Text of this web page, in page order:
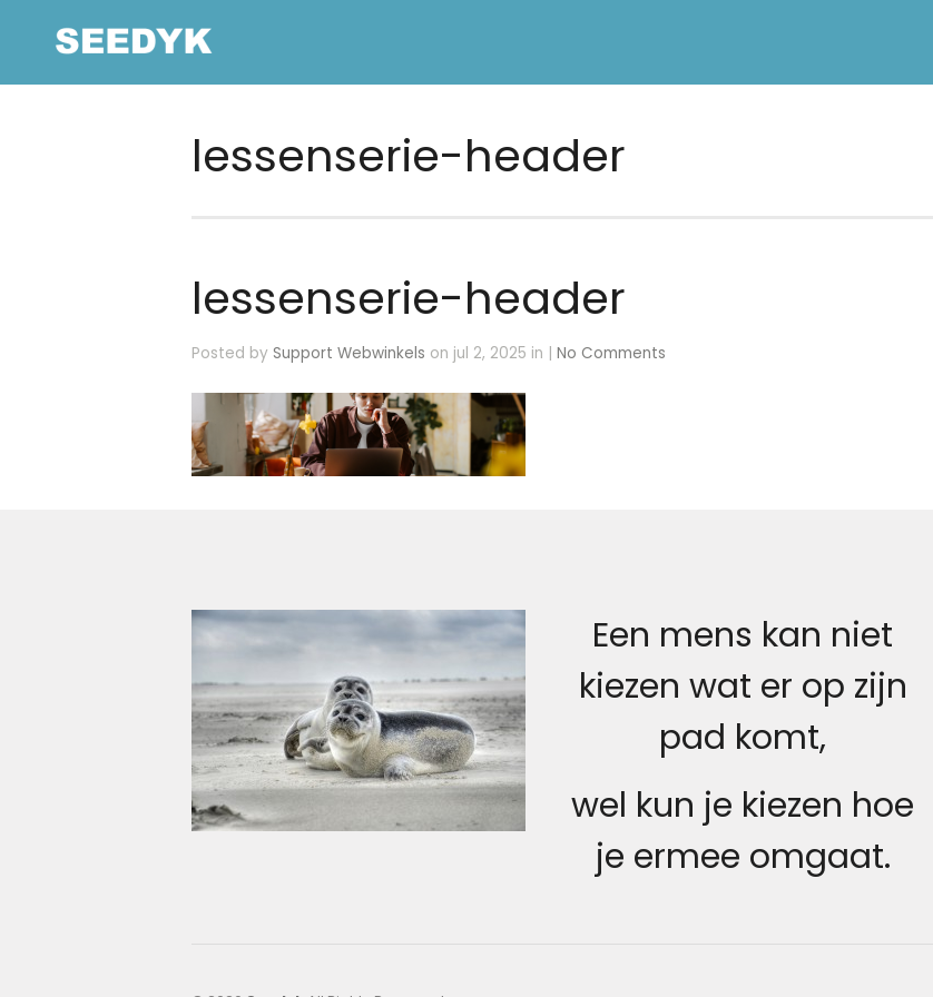
lessenserie-header
lessenserie-header
Posted by Support Webwinkels on jul 2, 2025 in | No Comments
Een mens kan niet
kiezen wat er op zijn
pad komt,
wel kun je kiezen hoe
je ermee omgaat.